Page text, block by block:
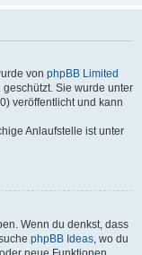
von phpBB Limited
Sie wurde unter
veröffentlicht und kann
Anlaufstelle ist unter
Wenn du denkst, dass
phpBB Ideas, wo du